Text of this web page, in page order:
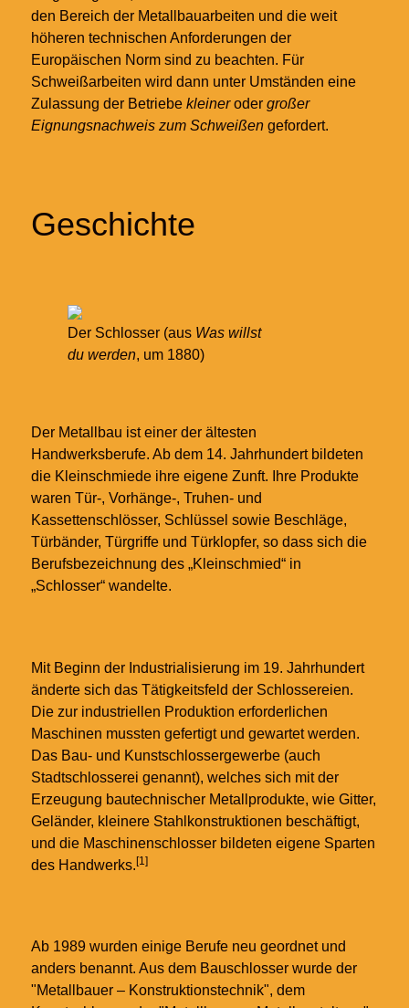
den Bereich der Metallbauarbeiten und die weit
höheren technischen Anforderungen der
Europäischen Norm sind zu beachten. Für
Schweißarbeiten wird dann unter Umständen eine
Zulassung der Betriebe kleineroder großer
Eignungsnachweis zum Schweißen gefordert.
Geschichte
Der Schlosser (aus Was willst
du werden, um 1880)
Der Metallbau ist einer der ältesten
Handwerksberufe. Ab dem 14. Jahrhundert bildeten
die Kleinschmiede ihre eigene Zunft. Ihre Produkte
waren Tür-, Vorhänge-, Truhen- und
Kassettenschlösser, Schlüssel sowie Beschläge,
Türbänder, Türgriffe und Türklopfer, so dass sich die
Berufsbezeichnung des „Kleinschmied“ in
„Schlosser“ wandelte.
Mit Beginn der Industrialisierung im 19. Jahrhundert
änderte sich das Tätigkeitsfeld der Schlossereien.
Die zur industriellen Produktion erforderlichen
Maschinen mussten gefertigt und gewartet werden.
Das Bau- und Kunstschlossergewerbe (auch
Stadtschlosserei genannt), welches sich mit der
Erzeugung bautechnischer Metallprodukte, wie Gitter,
Geländer, kleinere Stahlkonstruktionen beschäftigt,
und die Maschinenschlosser bildeten eigene Sparten
des Handwerks.[1]
Ab 1989 wurden einige Berufe neu geordnet und
anders benannt. Aus dem Bauschlosser wurde der
"Metallbauer – Konstruktionstechnik", dem